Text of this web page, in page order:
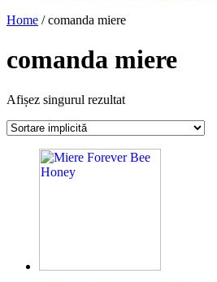
Home / comanda miere
comanda miere
Afișez singurul rezultat